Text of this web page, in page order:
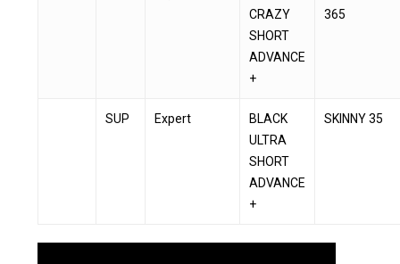
CRAZY
SHORT
ADVANCE
+
365
SUP Expert
BLACK
ULTRA
SHORT
ADVANCE
+
SKINNY 35